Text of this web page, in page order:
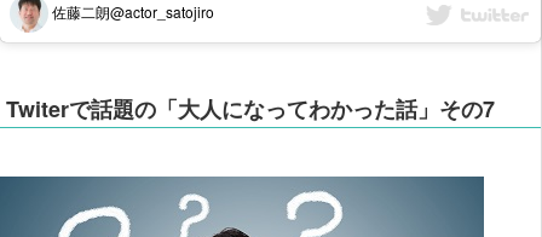
佐藤二朗@actor_satojiro
Twiterで話題の「大人になってわかった話」その7